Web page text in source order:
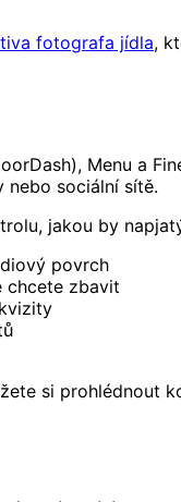
fotografa jídla,
Menu a
sociální sítě.
jakou by
povrch
chcete zbavit
si prohlédnout